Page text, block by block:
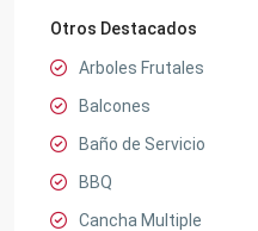
Otros Destacados
Arboles Frutales
Balcones
Baño de Servicio
BBQ
Cancha Multiple